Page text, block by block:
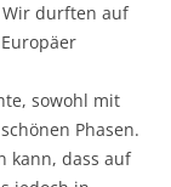
durften auf
sowohl mit
Phasen.
kann, dass auf